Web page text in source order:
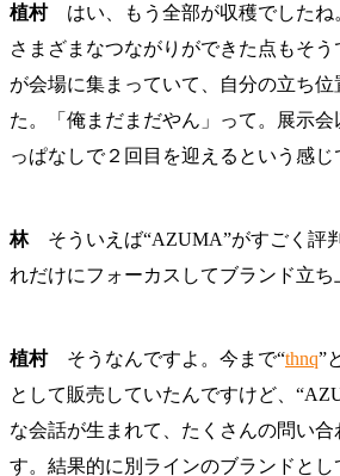
植村
はい、もう全部が収穫でした
さまざまなつながりができた点もそ
が会場に集まっていて、自分の立ち
た。「俺まだまだやん」って。展示会
っぱなしで２回目を迎えるという感じ
林
そういえば“AZUMA”がすごく
れだけにフォーカスしてブランド立ち
植村 そうなんですよ。今まで“thnq”
として販売していたんですけど、
な会話が生まれて、たくさんの問い
す。結果的に別ラインのブランドと